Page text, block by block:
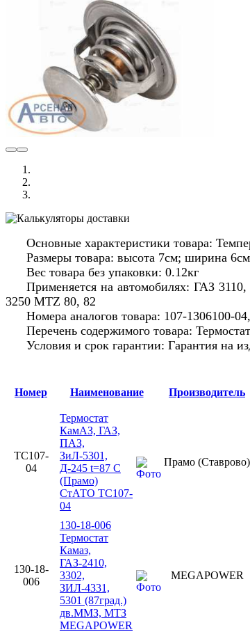
Основные характеристики товара:
Размеры товара: высота 7см; ширина
Вес товара без упаковки: 0.12кг
Применяется на автомобилях: ГАЗ
3250 MTZ 80, 82
Номера аналогов товара: 107-1306100-
Перечень содержимого товара:
Условия и срок гарантии: Гарантия на
Номер
Наименование Производитель
ТС107-
04
Термостат
КамАЗ, ГАЗ,
ПАЗ,
ЗиЛ-5301,
Д-245 t=87 С
(Прамо)
СтАТО ТС107-
04
Прамо (Ставрово)
130-18-
006
130-18-006
Термостат
Камаз,
ГАЗ-2410,
3302,
ЗИЛ-4331,
5301 (87град.)
дв.ММЗ, МТЗ
MEGAPOWER
MEGAPOWER